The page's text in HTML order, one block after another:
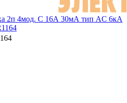
2п 4мод. C 16А 30мА тип AC 6кА